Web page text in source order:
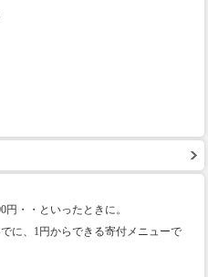
・・といったときに。
に、1円からできる寄付メニューで